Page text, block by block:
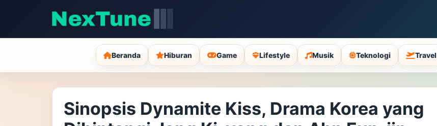
Beranda Hiburan Game Lifestyle Musik Teknologi Travel
Sinopsis Dynamite Kiss, Drama Korea yang